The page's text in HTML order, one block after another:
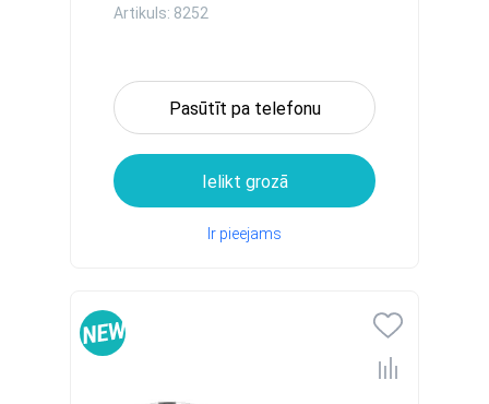
Artikuls: 8252
Pasūtīt pa telefonu
Ielikt grozā
Ir pieejams